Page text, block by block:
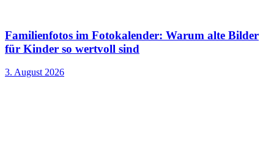
Familienfotos im Fotokalender: Warum alte Bilder
für Kinder so wertvoll sind
3. August 2026